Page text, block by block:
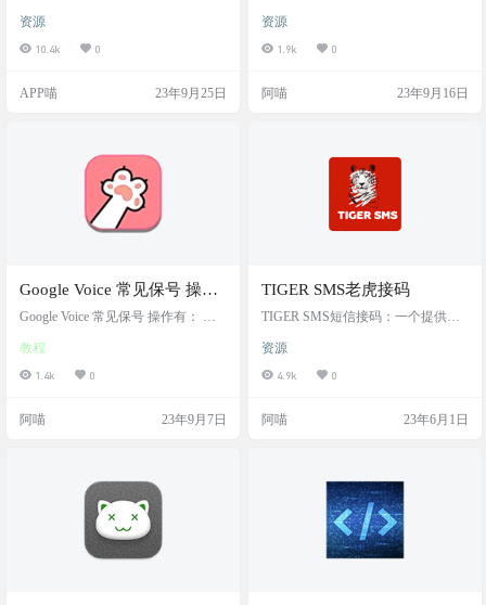
常纯净，OPPO手机自带，已测试小
米手机MIUI14 安卓13也能打开 由于
录 注意：部分手机可能无法登录和
资源
10.4k 0
APP喵 23年9月25日
特色 主要功能 ，恢复功能 重要提
示：已删除的数据可能会被新数据
越好。 ，从缓存中恢复 无需root 支
支持从设备的所有内部和外部存储
器中扫描和恢复 支持的照片格式：J
资源
1.9k 0
阿喵 23年9月16日
Google Voice 常见保号 操作
方法
Google Voice 常见保号 操作有： 订
送“JOIN”到“22122”，每月会接收 2
条星巴克广告短信，如果要取消订
特朗普 同志支持投票 3，拨打一些
教程
1.4k 0
阿喵 23年9月7日
TIGER SMS老虎接码
TIGER SMS短信接码：一个提供虚
接收短信和进行验证。 提供来自全
球的超过10万个在线号码。可注册W
分，也有更好服务的付费部分。自
讯工具到市场和快递服务。 你甚至
资源
4.9k 0
阿喵 23年6月1日